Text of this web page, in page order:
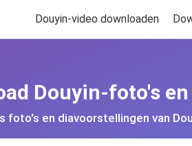
Douyin-video downloaden
Douyin-foto's
foto's en diavoorstellingen van